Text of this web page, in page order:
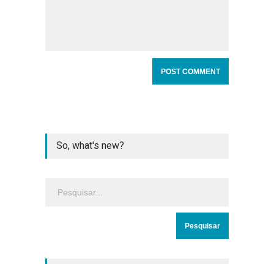
So, what's new?